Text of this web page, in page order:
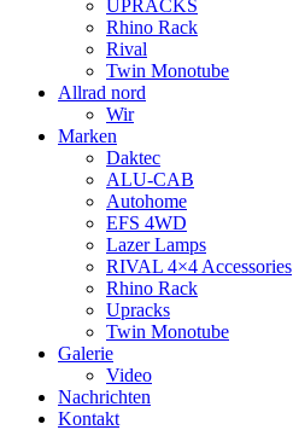
UPRACKS
Rhino Rack
Rival
Twin Monotube
Allrad nord
Wir
Marken
Daktec
ALU-CAB
Autohome
EFS 4WD
Lazer Lamps
RIVAL 4×4 Accessories
Rhino Rack
Upracks
Twin Monotube
Galerie
Video
Nachrichten
Kontakt